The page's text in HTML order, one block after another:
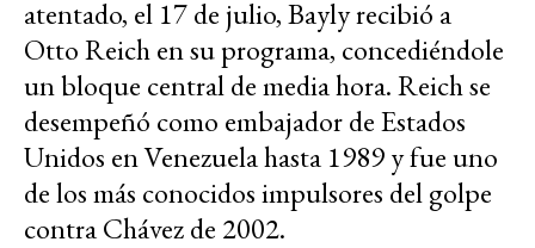
atentado, el 17 de julio, Bayly recibió a
Otto Reich en su programa, concediéndole
un bloque central de media hora. Reich se
desempeñó como embajador de Estados
Unidos en Venezuela hasta 1989 y fue uno
de los más conocidos impulsores del golpe
contra Chávez de 2002.